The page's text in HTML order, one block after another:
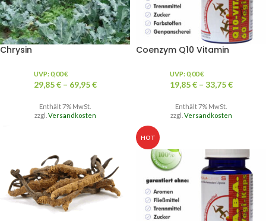
Chrysin
UVP:0,00€
29,85€ – 69,95€
Enthält 7% MwSt.
zzgl. Versandkosten
Coenzym Q10 Vitamin
UVP:0,00€
19,85€ – 33,75€
Enthält 7% MwSt.
zzgl. Versandkosten
HOT